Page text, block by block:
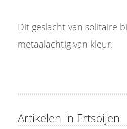
Dit geslacht van solitaire
metaalachtig van kleur.
Artikelen in Ertsbijen